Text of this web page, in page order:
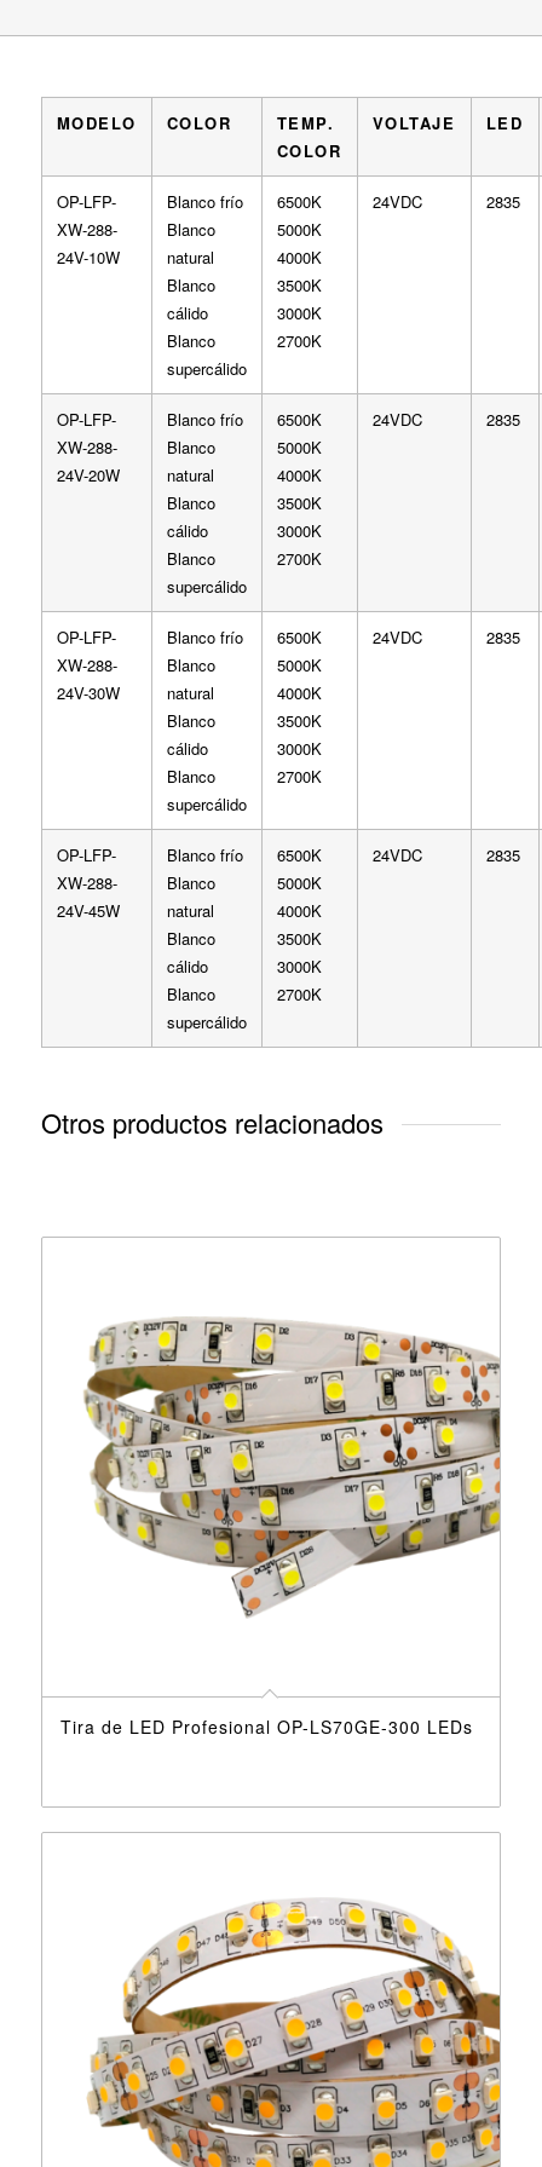
MODELO COLOR
TEMP.
COLOR
VOLTAJE LED
OP-LFP-
XW-288-
24V-10W
Blanco frío
Blanco
natural
Blanco
cálido
Blanco
supercálido
6500K
5000K
4000K
3500K
3000K
2700K
24VDC 2835
OP-LFP-
XW-288-
24V-20W
Blanco frío
Blanco
natural
Blanco
cálido
Blanco
supercálido
6500K
5000K
4000K
3500K
3000K
2700K
24VDC 2835
OP-LFP-
XW-288-
24V-30W
Blanco frío
Blanco
natural
Blanco
cálido
Blanco
supercálido
6500K
5000K
4000K
3500K
3000K
2700K
24VDC 2835
OP-LFP-
XW-288-
24V-45W
Blanco frío
Blanco
natural
Blanco
cálido
Blanco
supercálido
6500K
5000K
4000K
3500K
3000K
2700K
24VDC 2835
Otros productos relacionados
Tira de LED Profesional OP-LS70GE-300 LEDs